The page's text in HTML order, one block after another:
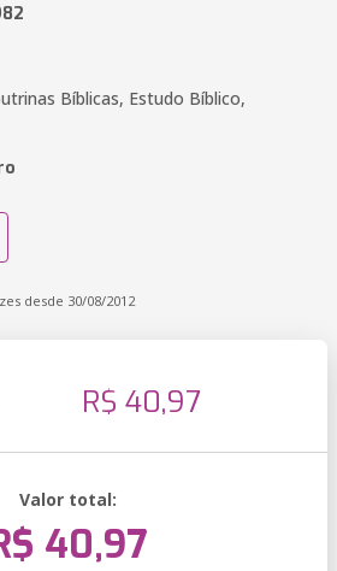
Bíblicas, Estudo Bíblico,
desde 30/08/2012
R$ 40,97
Valor total:
40,97